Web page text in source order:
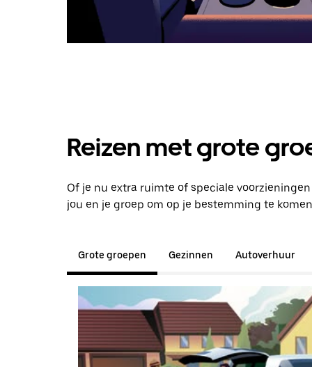
Reizen met grote
Of je nu extra ruimte of speciale
jou en je groep om op je bestemming te
Grote groepen Gezinnen Autoverhuur